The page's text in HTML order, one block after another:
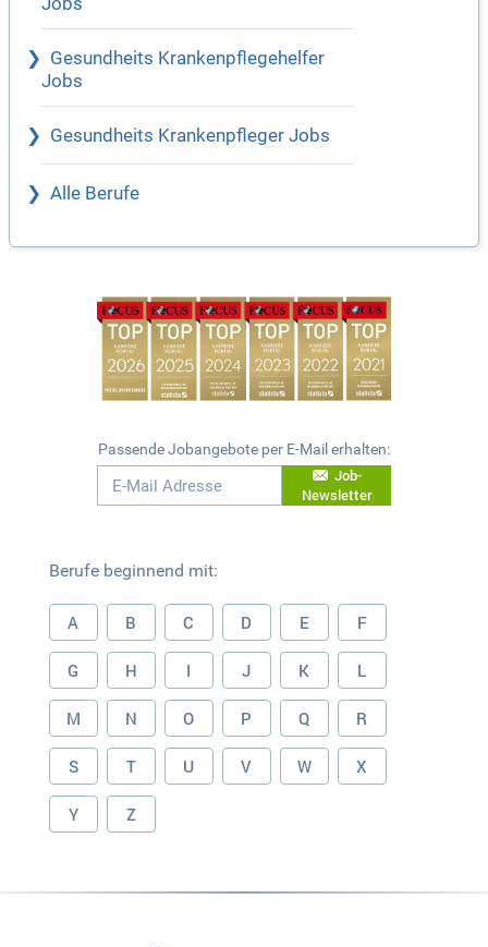
Jobs
Gesundheits Krankenpflegehelfer
Jobs
Gesundheits Krankenpfleger Jobs
Alle Berufe
Passende Jobangebote per E-Mail erhalten:
Job-
Newsletter
Berufe beginnend mit:
A B C D E F
G H I J K L
M N O P Q R
S T U V W X
Y Z